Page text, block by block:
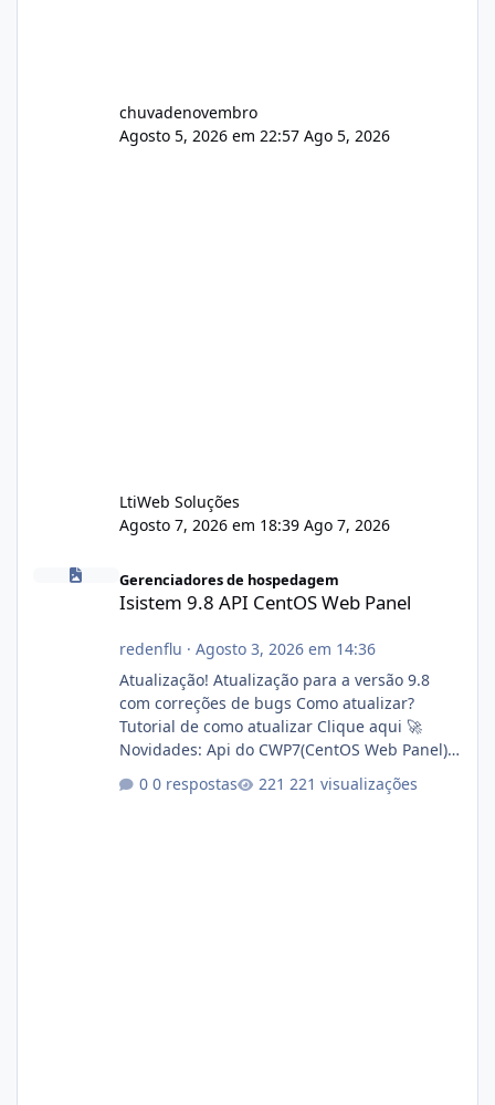
chuvadenovembro
Agosto 5, 2026 em 22:57 Ago 5, 2026
LtiWeb Soluções
Agosto 7, 2026 em 18:39 Ago 7, 2026
Isistem 9.8 API CentOS Web Panel
Gerenciadores de hospedagem
Isistem 9.8 API CentOS Web Panel
redenflu · Agosto 3, 2026 em 14:36
Atualização! Atualização para a versão 9.8
com correções de bugs Como atualizar?
Tutorial de como atualizar Clique aqui 🚀
Novidades: Api do CWP7(CentOS Web Panel)
Link publico para consulta de sub.dominio
autorizado a usasr o isistem:
0 respostas 221 visualizações